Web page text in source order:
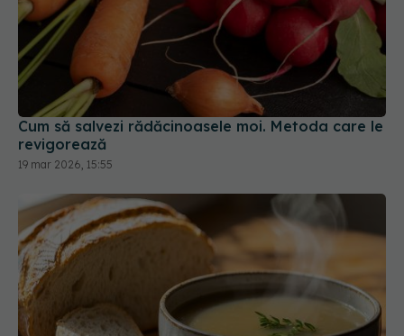
Cum să salvezi rădăcinoasele moi. Metoda care le
revigorează
19 mar 2026, 15:55